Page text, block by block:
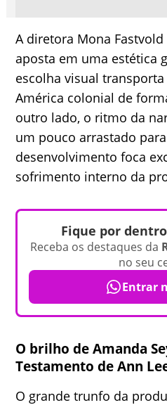
A diretora Mona
aposta em uma estética
escolha visual
América colonial de
outro lado, o ritmo da
um pouco arrastado
desenvolvimento foca
sofrimento interno da
Fique por
Receba os destaques da
no seu
Entrar
O brilho de Amanda
Testamento de Ann
O grande trunfo da